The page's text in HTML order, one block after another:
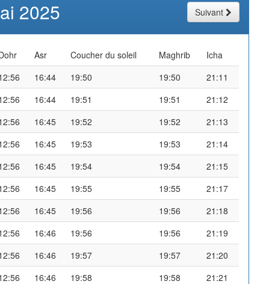
2025 Suivant
Asr Coucher du soleil Maghrib
Icha
16:44 19:50 19:50
21:11
16:44 19:51 19:51
21:12
16:45 19:52 19:52
21:13
16:45 19:53 19:53
21:14
16:45 19:54 19:54
21:15
16:45 19:55 19:55
21:17
16:45 19:56 19:56
21:18
16:46 19:56 19:56
21:19
16:46 19:57 19:57
21:20
16:46 19:58 19:58
21:21